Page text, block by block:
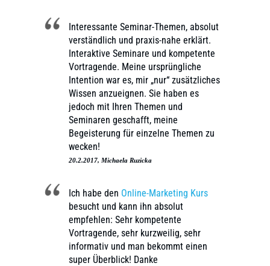
Interessante Seminar-Themen, absolut
verständlich und praxis-nahe erklärt.
Interaktive Seminare und kompetente
Vortragende. Meine ursprüngliche
Intention war es, mir „nur“ zusätzliches
Wissen anzueignen. Sie haben es
jedoch mit Ihren Themen und
Seminaren geschafft, meine
Begeisterung für einzelne Themen zu
wecken!
20.2.2017, Michaela Ruzicka
Ich habe den Online-Marketing Kurs
besucht und kann ihn absolut
empfehlen: Sehr kompetente
Vortragende, sehr kurzweilig, sehr
informativ und man bekommt einen
super Überblick! Danke